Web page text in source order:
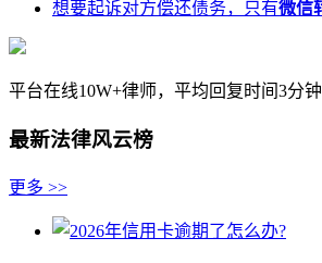
想要起诉对方偿还债务，只有微信
平台在线10W+律师，平均回复时间3分钟
最新法律风云榜
更多 >>